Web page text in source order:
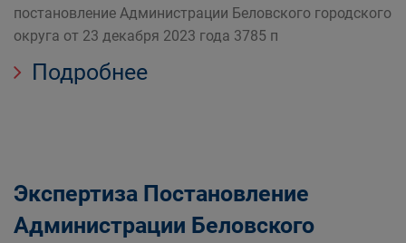
постановление Администрации Беловского городского
округа от 23 декабря 2023 года 3785 п
Подробнее
Экспертиза Постановление
Администрации Беловского